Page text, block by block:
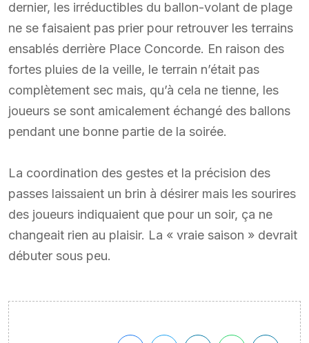
dernier, les irréductibles du ballon-volant de plage
ne se faisaient pas prier pour retrouver les terrains
ensablés derrière Place Concorde. En raison des
fortes pluies de la veille, le terrain n’était pas
complètement sec mais, qu’à cela ne tienne, les
joueurs se sont amicalement échangé des ballons
pendant une bonne partie de la soirée.
La coordination des gestes et la précision des
passes laissaient un brin à désirer mais les sourires
des joueurs indiquaient que pour un soir, ça ne
changeait rien au plaisir. La « vraie saison » devrait
débuter sous peu.